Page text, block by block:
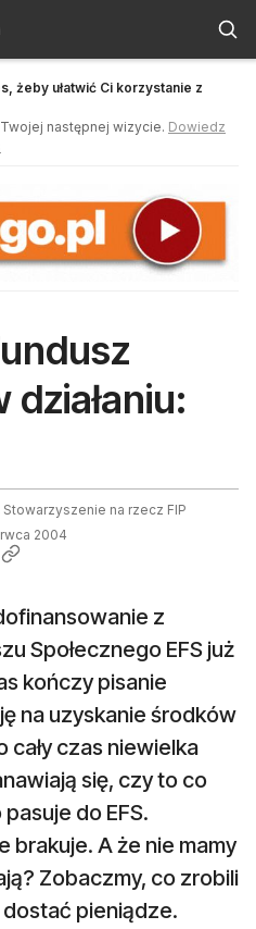
żeby ułatwić Ci korzystanie z
następnej wizycie. Dowiedz
działaniu:
na rzecz FIP
2004
z
Społecznego EFS już
kończy pisanie
na uzyskanie środków
cały czas niewielka
się, czy to co
do EFS.
brakuje. A że nie mamy
Zobaczmy, co zrobili
dostać pieniądze.